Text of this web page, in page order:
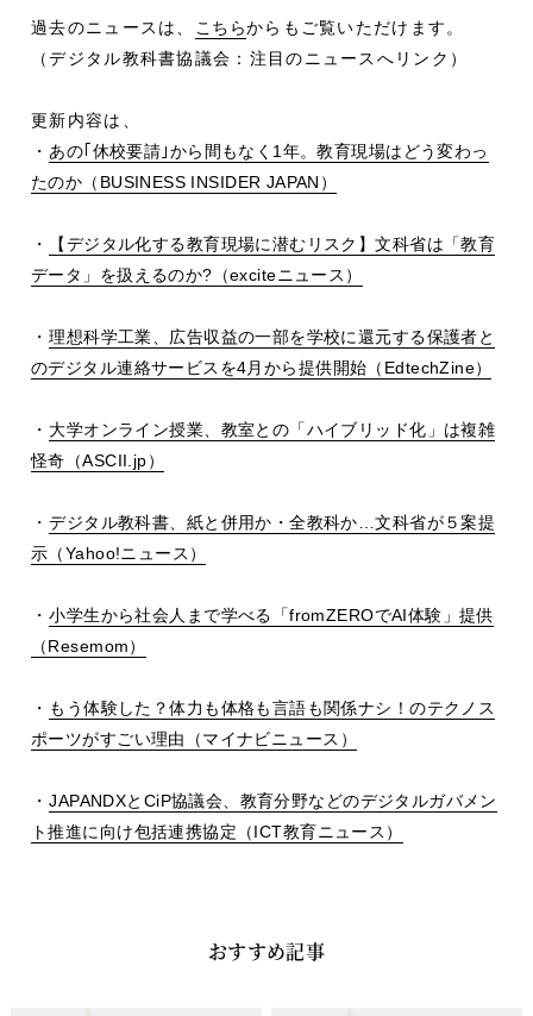
過去のニュースは、 こちらからもご覧いただけます。
（デジタル教科書協議会：注目のニュースへリンク）
更新内容は、
・ あの｢休校要請｣から間もなく1年。教育現場はどう変わっ
たのか（BUSINESS INSIDER JAPAN）
・
【デジタル化する教育現場に潜むリスク】文科省は「教育
データ」を扱えるのか?（exciteニュース）
・理想科学工業、広告収益の一部を学校に還元する保護者と
のデジタル連絡サービスを4月から提供開始（EdtechZine）
・ 大学オンライン授業、教室との「ハイブリッド化」は複雑
怪奇（ASCII.jp）
・デジタル教科書、紙と併用か・全教科か…文科省が５案提
示（Yahoo!ニュース）
・小学生から社会人まで学べる「fromZEROでAI体験」提供
（Resemom）
・ もう体験した？体力も体格も言語も関係ナシ！のテクノス
ポーツがすごい理由（マイナビニュース）
・JAPANDXとCiP協議会、教育分野などのデジタルガバメン
ト推進に向け包括連携協定（ICT教育ニュース）
おすすめ記事